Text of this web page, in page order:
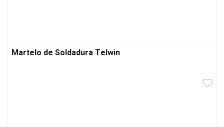
Martelo de Soldadura Telwin